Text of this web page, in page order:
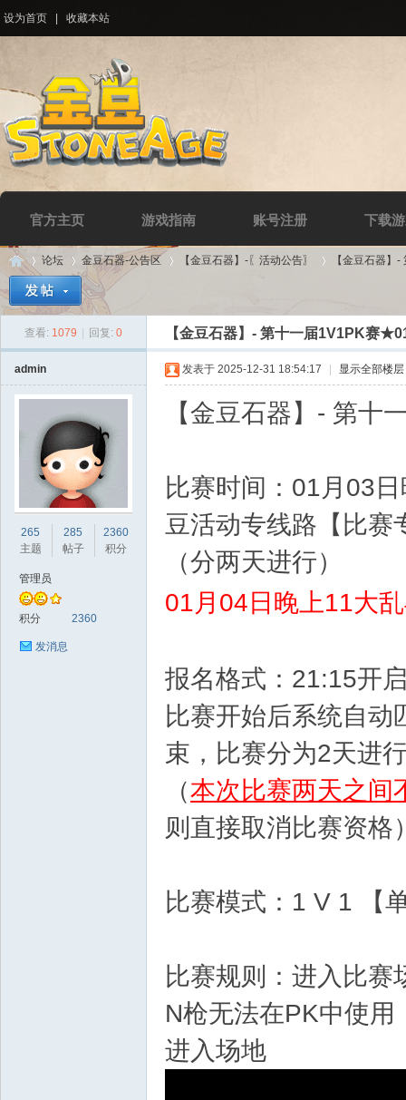
设为首页 收藏本站
官方主页 游戏指南 账号注册 下载
»
论坛
›
金豆石器-公告区 【金豆石器】-〖活动公告〗
›
【金豆石器
查看: 1079 回复: 0 【金豆石器】- 第十一届1V1PK赛
admin
265
主题
285
帖子
2360
积分
管理员
积分 2360
发消息
发表于 2025-12-31 18:54:17 显示全部楼层
【金豆石器】- 第十
比赛时间：01月03
豆活动专线路【比赛
（分两天进行）
01月04日晚上11大
报名格式：21:15开
比赛开始后系统自
束，比赛分为2天进
（本次比赛两天之间
则直接取消比赛资格
比赛模式：1 V 1 【
比赛规则：进入比
N枪无法在PK中使
进入场地